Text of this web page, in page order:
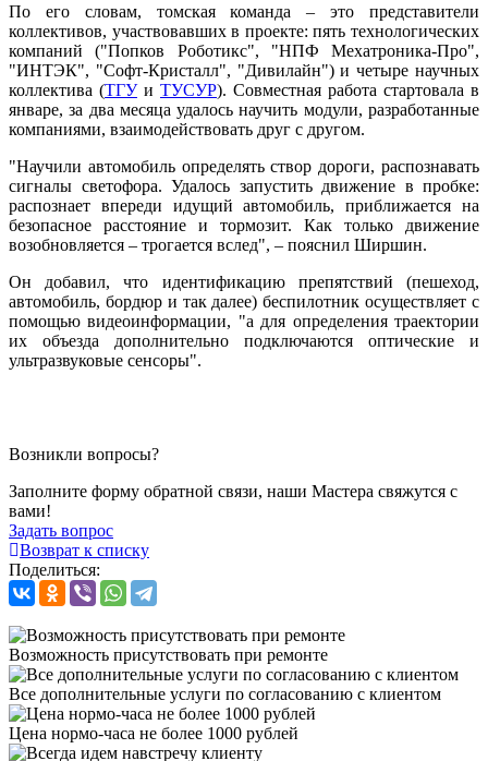
По его словам, томская команда – это представители
коллективов, участвовавших в проекте: пять технологических
компаний ("Попков Роботикс", "НПФ Мехатроника-Про",
"ИНТЭК", "Софт-Кристалл", "Дивилайн") и четыре научных
коллектива (ТГУи ТУСУР). Совместная работа стартовала в
январе, за два месяца удалось научить модули, разработанные
компаниями, взаимодействовать друг с другом.
"Научили автомобиль определять створ дороги, распознавать
сигналы светофора. Удалось запустить движение в пробке:
распознает впереди идущий автомобиль, приближается на
безопасное расстояние и тормозит. Как только движение
возобновляется – трогается вслед", – пояснил Ширшин.
Он добавил, что идентификацию препятствий (пешеход,
автомобиль, бордюр и так далее) беспилотник осуществляет с
помощью видеоинформации, "а для определения траектории
их объезда дополнительно подключаются оптические и
ультразвуковые сенсоры".
Возникли вопросы?
Заполните форму обратной связи, наши Мастера свяжутся с
вами!
Задать вопрос
Возврат к списку
Поделиться:
Возможность присутствовать при ремонте
Все дополнительные услуги по согласованию с клиентом
Цена нормо-часа не более 1000 рублей